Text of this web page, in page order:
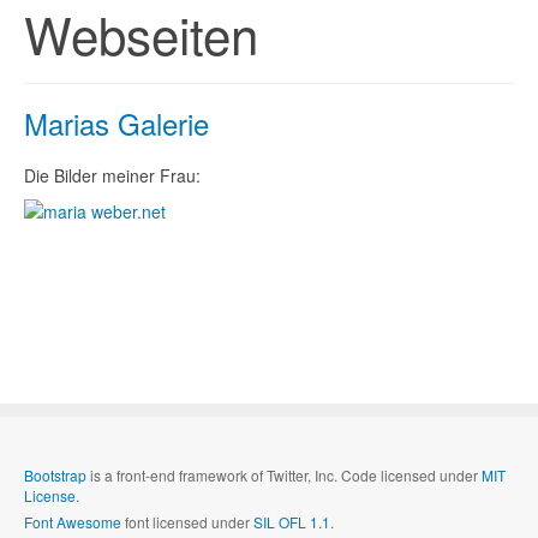
Webseiten
Marias Galerie
Die Bilder meiner Frau:
Bootstrapis a front-end framework of Twitter, Inc. Code licensed underMIT
License.
Font Awesomefont licensed underSIL OFL 1.1.